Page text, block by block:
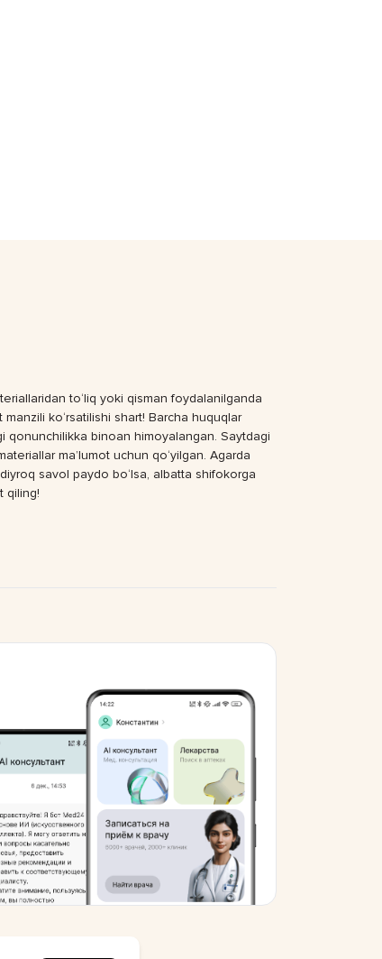
to‘liq yoki qisman foydalanilganda
manzili ko‘rsatilishi shart! Barcha huquqlar
qonunchilikka binoan himoyalangan. Saytdagi
ma’lumot uchun qo‘yilgan. Agarda
savol paydo bo‘lsa, albatta shifokorga
qiling!